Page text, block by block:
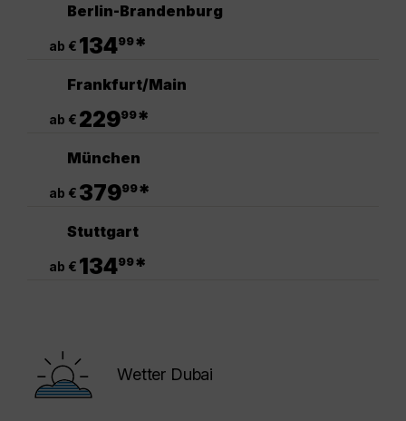
Berlin-Brandenburg
ab € 13499*
Frankfurt/Main
ab € 22999*
München
ab € 37999*
Stuttgart
ab € 13499*
Wetter Dubai